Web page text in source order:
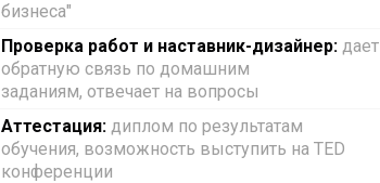
бизнеса"
Проверка работ и наставник-дизайнер: дает
обратную связь по домашним
заданиям, отвечает на вопросы
Аттестация: диплом по результатам
обучения, возможность выступить на TED
конференции